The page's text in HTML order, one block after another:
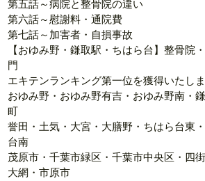
第五話～病院と整骨院の違い
第六話～慰謝料・通院費
第七話～加害者・自損事故
【おゆみ野・鎌取駅・ちはら台】整骨院
門
エキテンランキング第一位を獲得いたしま
おゆみ野・おゆみ野有吉・おゆみ野南・
町
誉田・土気・大宮・大膳野・ちはら台東
台南
茂原市・千葉市緑区・千葉市中央区・四
大網・市原市